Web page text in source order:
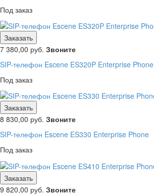
Под заказ
Заказать
7 380,00 руб. Звоните
SIP-телефон Escene ES320P Enterprise Phone
Под заказ
Заказать
8 830,00 руб. Звоните
SIP-телефон Escene ES330 Enterprise Phone
Под заказ
Заказать
9 820,00 руб. Звоните